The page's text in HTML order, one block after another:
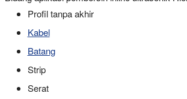
Profil tanpa akhir
Kabel
Batang
Strip
Serat